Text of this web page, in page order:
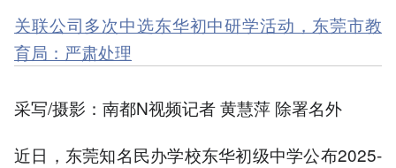
关联公司多次中选东华初中研学活动，东莞市教
育局：严肃处理
采写/摄影：南都N视频记者 黄慧萍 除署名外
近日，东莞知名民办学校东华初级中学公布2025-